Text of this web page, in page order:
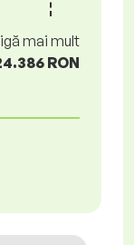
mai mult
RON